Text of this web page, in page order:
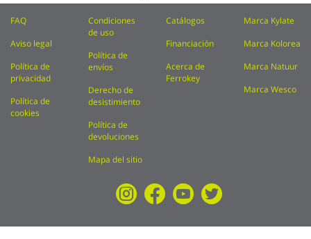
FAQ
Aviso legal
Política de
privacidad
Política de
cookies
Condiciones
de uso
Política de
envíos
Derecho de
desistimiento
Política de
devoluciones
Mapa del sitio
Catálogos
Financiación
Acerca de
Ferrokey
Marca Kylate
Marca Kolorea
Marca Natuur
Marca Wesco